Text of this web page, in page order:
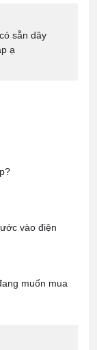
sẵn dây
ạ
vào điện
muốn mua